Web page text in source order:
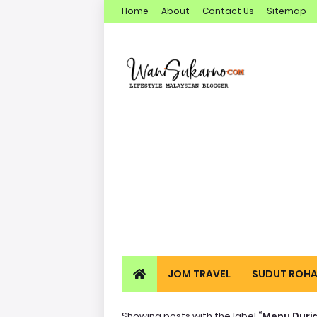
Home About Contact Us Sitemap
JOM TRAVEL SUDUT